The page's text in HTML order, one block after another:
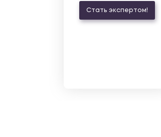
Стать экспертом!